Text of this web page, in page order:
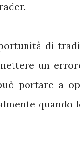
di
un
portare a
quando